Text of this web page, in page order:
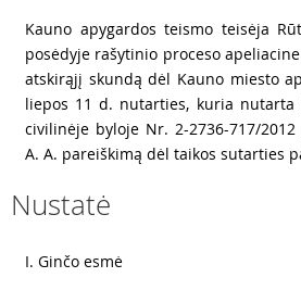
Kauno apygardos teismo teisėja
posėdyje rašytinio proceso
atskirąjį skundą dėl Kauno miesto
liepos 11 d. nutarties, kuria nutarta
civilinėje byloje Nr. 2-2736-717/2012
A. A. pareiškimą dėl taikos sutarties
Nustatė
I. Ginčo esmė